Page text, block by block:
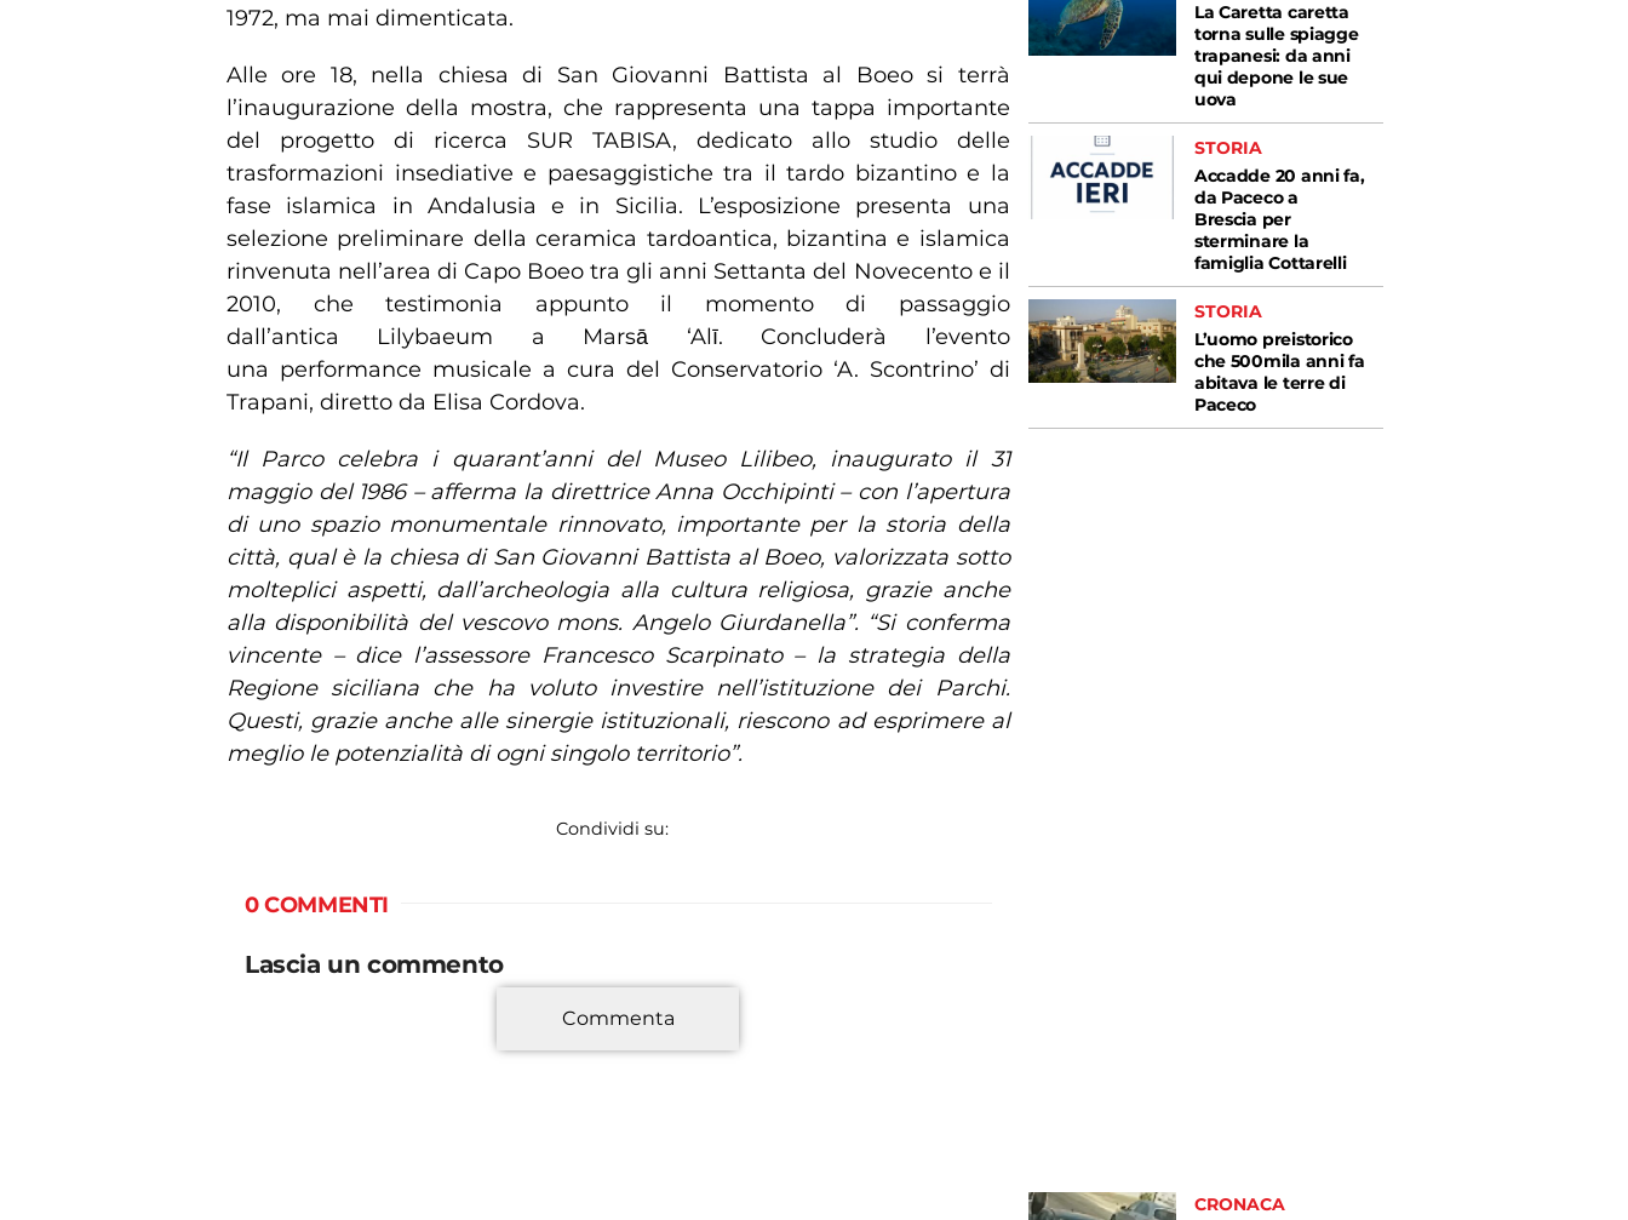
1972, ma mai dimenticata.
Alle ore 18, nella chiesa di San Giovanni Battista al Boeo si terrà
l’inaugurazione della mostra, che rappresenta una tappa importante
del progetto di ricerca SUR TABISA, dedicato allo studio delle
trasformazioni insediative e paesaggistiche tra il tardo bizantino e la
fase islamica in Andalusia e in Sicilia. L’esposizione presenta una
selezione preliminare della ceramica tardoantica, bizantina e islamica
rinvenuta nell’area di Capo Boeo tra gli anni Settanta del Novecento e il
2010, che testimonia appunto il momento di passaggio
dall’antica Lilybaeum a Marsā ‘Alī. Concluderà l’evento
una performance musicale a cura del Conservatorio ‘A. Scontrino’ di
Trapani, diretto da Elisa Cordova.
“Il Parco celebra i quarant’anni del Museo Lilibeo, inaugurato il 31
maggio del 1986 – afferma la direttrice Anna Occhipinti – con l’apertura
di uno spazio monumentale rinnovato, importante per la storia della
città, qual è la chiesa di San Giovanni Battista al Boeo, valorizzata sotto
molteplici aspetti, dall’archeologia alla cultura religiosa, grazie anche
alla disponibilità del vescovo mons. Angelo Giurdanella”. “Si conferma
vincente – dice l’assessore Francesco Scarpinato – la strategia della
Regione siciliana che ha voluto investire nell’istituzione dei Parchi.
Questi, grazie anche alle sinergie istituzionali, riescono ad esprimere al
meglio le potenzialità di ogni singolo territorio”.
Condividi su:
0 COMMENTI
Lascia un commento
Commenta
La Caretta caretta
torna sulle spiagge
trapanesi: da anni
qui depone le sue
uova
STORIA
Accadde 20 anni fa,
da Paceco a
Brescia per
sterminare la
famiglia Cottarelli
STORIA
L’uomo preistorico
che 500mila anni fa
abitava le terre di
Paceco
CRONACA